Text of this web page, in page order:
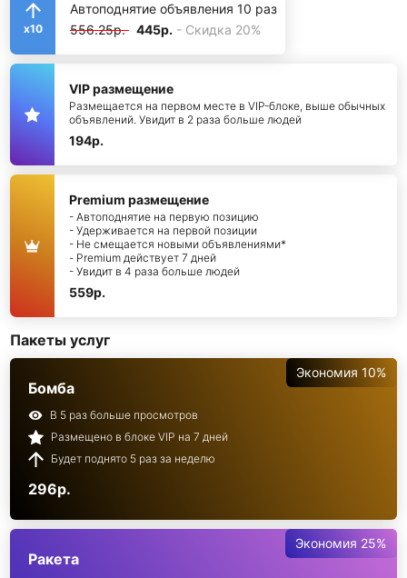
x10
Автоподнятие объявления 10 раз
556.25р. 445р. - Скидка 20%
VIP размещение
Размещается на первом месте в VIP-блоке, выше обычных
объявлений. Увидит в 2 раза больше людей
194р.
Premium размещение
- Автоподнятие на первую позицию
- Удерживается на первой позиции
- Не смещается новыми объявлениями*
- Premium действует 7 дней
- Увидит в 4 раза больше людей
559р.
Пакеты услуг
Экономия 10%
Бомба
В 5 раз больше просмотров
Размещено в блоке VIP на 7 дней
Будет поднято 5 раз за неделю
296р.
Экономия 25%
Ракета